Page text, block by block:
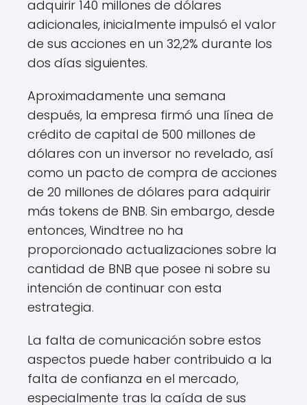
adquirir 140 millones de dólares
adicionales, inicialmente impulsó el valor
de sus acciones en un 32,2% durante los
dos días siguientes.
Aproximadamente una semana
después, la empresa firmó una línea de
crédito de capital de 500 millones de
dólares con un inversor no revelado, así
como un pacto de compra de acciones
de 20 millones de dólares para adquirir
más tokens de BNB. Sin embargo, desde
entonces, Windtree no ha
proporcionado actualizaciones sobre la
cantidad de BNB que posee ni sobre su
intención de continuar con esta
estrategia.
La falta de comunicación sobre estos
aspectos puede haber contribuido a la
falta de confianza en el mercado,
especialmente tras la caída de sus